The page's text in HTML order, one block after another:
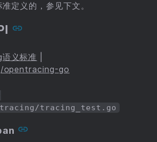
定义的，参见下文。
义标准
opentracing-go
tracing_test.go